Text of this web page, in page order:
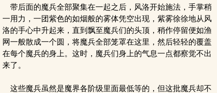
带后面的魔兵全部聚集在一起之后，风洛开始施法，手掌稍
一用力，一团紫色的如烟般的雾体凭空出现，紫雾徐徐地从风
洛的手心中升起来，直到飘至魔兵们的头顶，稍作停留便如渔
网一般散成一个圆，将魔兵全部笼罩在这里，然后轻轻的覆盖
在每个魔兵的身上。这时，魔兵们身上的气息一点都察觉不出
来了。
这些魔兵虽然是魔界各阶级里面最低等的，但这批魔兵却不